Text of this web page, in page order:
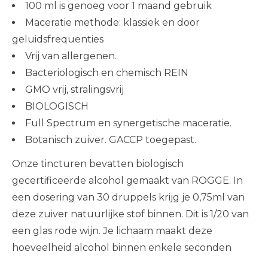
100 ml is genoeg voor 1 maand gebruik
Maceratie methode: klassiek en door
geluidsfrequenties
Vrij van allergenen.
Bacteriologisch en chemisch REIN
GMO vrij, stralingsvrij
BIOLOGISCH
Full Spectrum en synergetische maceratie.
Botanisch zuiver. GACCP toegepast.
Onze tincturen bevatten biologisch
gecertificeerde alcohol gemaakt van ROGGE. In
een dosering van 30 druppels krijg je 0,75ml van
deze zuiver natuurlijke stof binnen. Dit is 1/20 van
een glas rode wijn. Je lichaam maakt deze
hoeveelheid alcohol binnen enkele seconden